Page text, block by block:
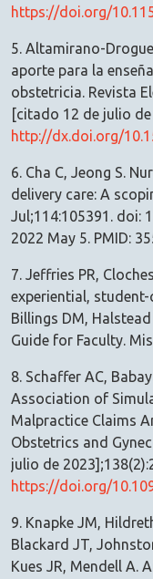
https://doi.org/
5. Altamirano-
aporte para la
obstetricia. Revista
[citado 12 de julio de
http://dx.doi.org/
6. Cha C, Jeong S.
delivery care: A
Jul;114:105391. doi:
2022 May 5. PMID:
7. Jeffries PR,
experiential,
Billings DM,
Guide for Faculty.
8. Schaffer AC,
Association of
Malpractice Claims
Obstetrics and
julio de
https://doi.org/
9. Knapke JM,
Blackard JT,
Kues JR, Mendell A.